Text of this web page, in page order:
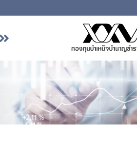
เกี่ยวกับ กบข.
บริการสมาชิก
ลงทุน